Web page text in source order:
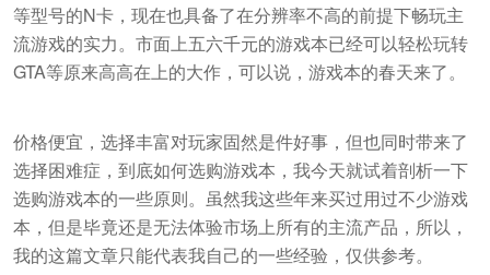
等型号的N卡，现在也具备了在分辨率不高的前提下畅玩主
流游戏的实力。市面上五六千元的游戏本已经可以轻松玩转
GTA等原来高高在上的大作，可以说，游戏本的春天来了。
价格便宜，选择丰富对玩家固然是件好事，但也同时带来了
选择困难症，到底如何选购游戏本，我今天就试着剖析一下
选购游戏本的一些原则。虽然我这些年来买过用过不少游戏
本，但是毕竟还是无法体验市场上所有的主流产品，所以，
我的这篇文章只能代表我自己的一些经验，仅供参考。